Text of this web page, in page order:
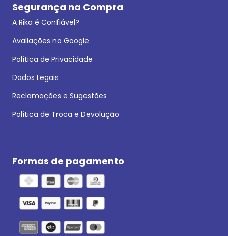
Segurança na Compra
A Rika é Confiável?
Avaliações no Google
Política de Privacidade
Dados Legais
Reclamações e Sugestões
Política de Troca e Devolução
Formas de pagamento